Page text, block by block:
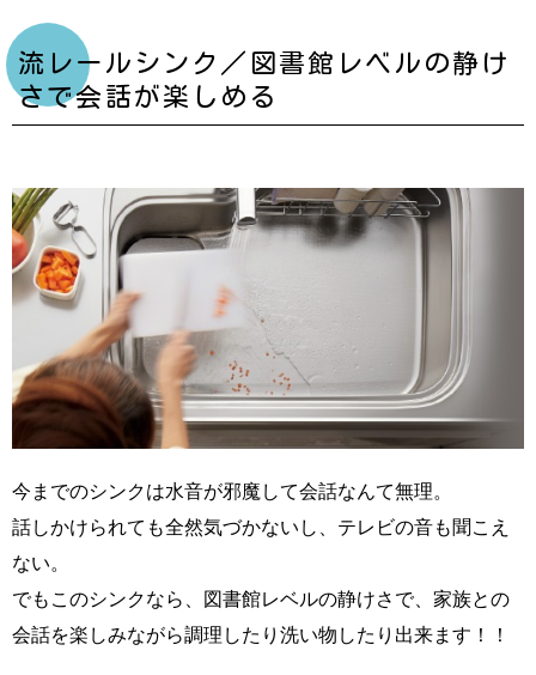
流レールシンク／図書館レベルの静け
さで会話が楽しめる
今までのシンクは水音が邪魔して会話なんて無理。
話しかけられても全然気づかないし、テレビの音も聞こえ
ない。
でもこのシンクなら、図書館レベルの静けさで、家族との
会話を楽しみながら調理したり洗い物したり出来ます！！